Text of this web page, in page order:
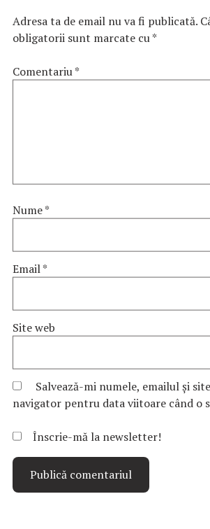
Adresa ta de email nu va fi publicată.
obligatorii sunt marcate cu*
Comentariu*
Nume*
Email*
Site web
Salvează-mi numele, emailul și
navigator pentru data viitoare când o
Înscrie-mă la newsletter!